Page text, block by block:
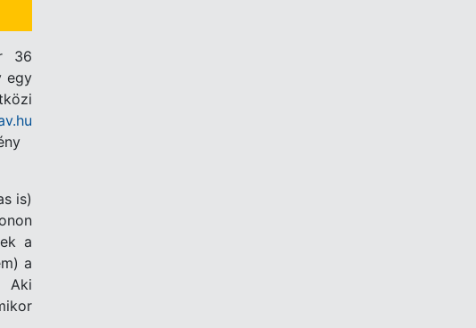
36
egy
is)
a
a
Aki